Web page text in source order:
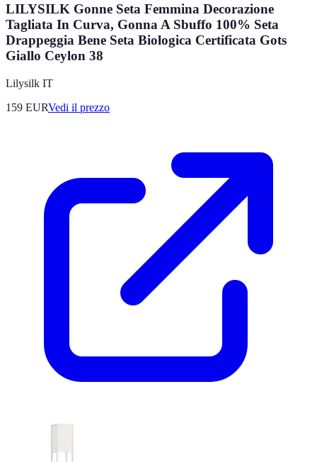
LILYSILK Gonne Seta Femmina Decorazione
Tagliata In Curva, Gonna A Sbuffo 100% Seta
Drappeggia Bene Seta Biologica Certificata Gots
Giallo Ceylon 38
Lilysilk IT
159 EURVedi il prezzo